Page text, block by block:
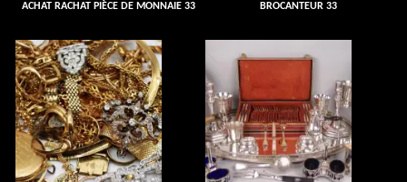
ACHAT RACHAT PIÈCE DE MONNAIE 33 BROCANTEUR 33